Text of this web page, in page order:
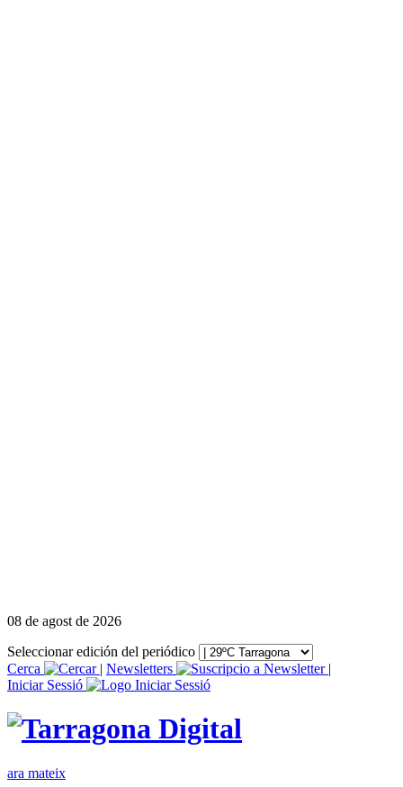
08 de agost de 2026
Seleccionar edición del periódico
Cerca
| Newsletters
|
Iniciar Sessió
ara mateix